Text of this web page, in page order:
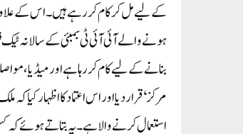
کے لیے مل کر کام کر رہے ہیں۔ اس کے
ہونے والے آئی آئی ٹی بمبئی کے سالانہ
بنانے کے لیے کام کر رہا ہے اور میڈیا،
استعمال کرنے والا ہے ۔ یہ بتاتے